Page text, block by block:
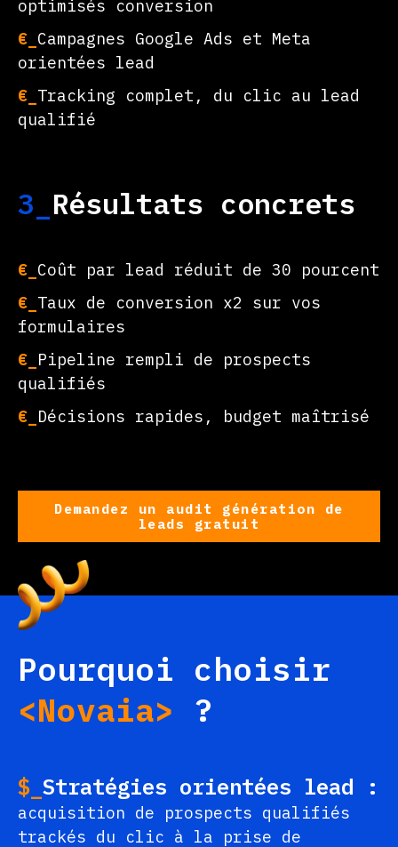
optimisés conversion
€_ Campagnes Google Ads et Meta
orientées lead
€_ Tracking complet, du clic au lead
qualifié
3_ Résultats concrets
€_ Coût par lead réduit de 30 pourcent
€_ Taux de conversion x2 sur vos
formulaires
€_ Pipeline rempli de prospects
qualifiés
€_ Décisions rapides, budget maîtrisé
Demandez un audit génération de
leads gratuit
Pourquoi choisir
<Novaia> ?
$_ Stratégies orientées lead :
acquisition de prospects qualifiés
trackés du clic à la prise de